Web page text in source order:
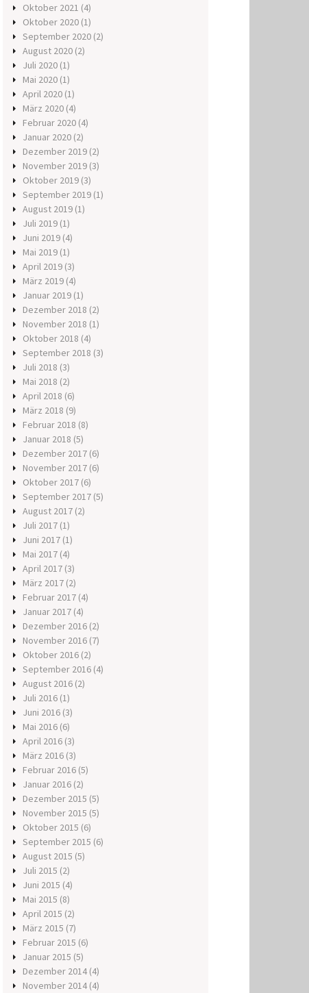
Oktober 2021 (4)
Oktober 2020 (1)
September 2020 (2)
August 2020 (2)
Juli 2020 (1)
Mai 2020 (1)
April 2020 (1)
März 2020 (4)
Februar 2020 (4)
Januar 2020 (2)
Dezember 2019 (2)
November 2019 (3)
Oktober 2019 (3)
September 2019 (1)
August 2019 (1)
Juli 2019 (1)
Juni 2019 (4)
Mai 2019 (1)
April 2019 (3)
März 2019 (4)
Januar 2019 (1)
Dezember 2018 (2)
November 2018 (1)
Oktober 2018 (4)
September 2018 (3)
Juli 2018 (3)
Mai 2018 (2)
April 2018 (6)
März 2018 (9)
Februar 2018 (8)
Januar 2018 (5)
Dezember 2017 (6)
November 2017 (6)
Oktober 2017 (6)
September 2017 (5)
August 2017 (2)
Juli 2017 (1)
Juni 2017 (1)
Mai 2017 (4)
April 2017 (3)
März 2017 (2)
Februar 2017 (4)
Januar 2017 (4)
Dezember 2016 (2)
November 2016 (7)
Oktober 2016 (2)
September 2016 (4)
August 2016 (2)
Juli 2016 (1)
Juni 2016 (3)
Mai 2016 (6)
April 2016 (3)
März 2016 (3)
Februar 2016 (5)
Januar 2016 (2)
Dezember 2015 (5)
November 2015 (5)
Oktober 2015 (6)
September 2015 (6)
August 2015 (5)
Juli 2015 (2)
Juni 2015 (4)
Mai 2015 (8)
April 2015 (2)
März 2015 (7)
Februar 2015 (6)
Januar 2015 (5)
Dezember 2014 (4)
November 2014 (4)